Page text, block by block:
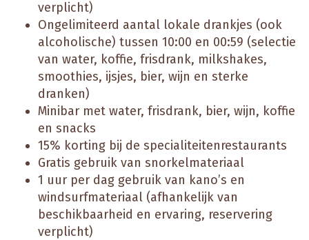
verplicht)
Ongelimiteerd aantal lokale drankjes (ook
alcoholische) tussen 10:00 en 00:59 (selectie
van water, koffie, frisdrank, milkshakes,
smoothies, ijsjes, bier, wijn en sterke
dranken)
Minibar met water, frisdrank, bier, wijn, koffie
en snacks
15% korting bij de specialiteitenrestaurants
Gratis gebruik van snorkelmateriaal
1 uur per dag gebruik van kano’s en
windsurfmateriaal (afhankelijk van
beschikbaarheid en ervaring, reservering
verplicht)